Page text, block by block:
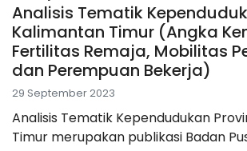
Analisis Tematik
Kalimantan Timur (Angka
Fertilitas Remaja, Mobilitas
dan Perempuan Bekerja)
29 September 2023
Analisis Tematik Kependudukan
Timur merupakan publikasi Badan